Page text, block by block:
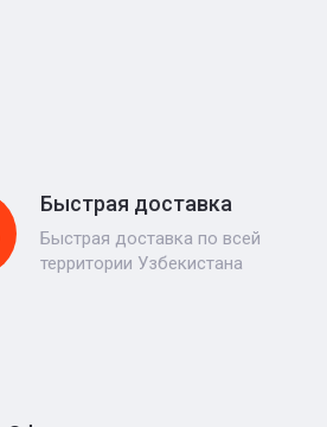
Быстрая доставка
Быстрая доставка по всей
территории Узбекистана